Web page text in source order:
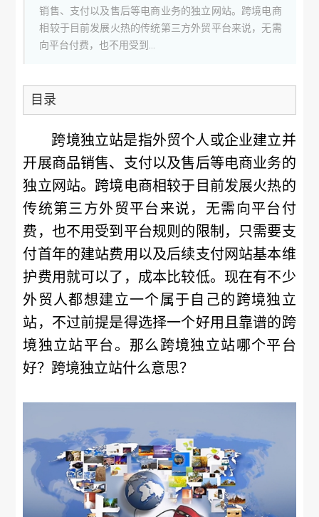
销售、支付以及售后等电商业务的独立网站。跨境电商
相较于目前发展火热的传统第三方外贸平台来说，无需
向平台付费，也不用受到...
目录
跨境独立站是指外贸个人或企业建立并
开展商品销售、支付以及售后等电商业务的
独立网站。跨境电商相较于目前发展火热的
传统第三方外贸平台来说，无需向平台付
费，也不用受到平台规则的限制，只需要支
付首年的建站费用以及后续支付网站基本维
护费用就可以了，成本比较低。现在有不少
外贸人都想建立一个属于自己的跨境独立
站，不过前提是得选择一个好用且靠谱的跨
境独立站平台。那么跨境独立站哪个平台
好？跨境独立站什么意思？